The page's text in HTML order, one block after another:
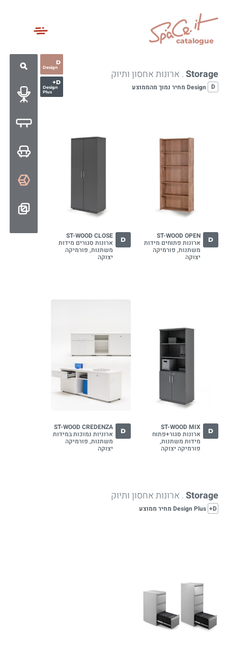
catalogue
D
Design
D+
Design
Plus
Storage. ארונות אחסון ותיוק
D Design מחיר נמוך מהממוצע
D
ST-WOOD OPEN
ארונות פתוחים מידות
משתנות, פורמיקה
יצוקה
D
ST-WOOD CLOSE
ארונות סגורים מידות
משתנות, פורמיקה
יצוקה
D
ST-WOOD MIX
ארונות סגור+פתוח
מידות משתנות,
פורמיקה יצוקה
D
ST-WOOD CREDENZA
ארוניות נמוכות במידות
משתנות, פורמיקה
יצוקה
Storage. ארונות אחסון ותיוק
D+ Design Plus מחיר ממוצע